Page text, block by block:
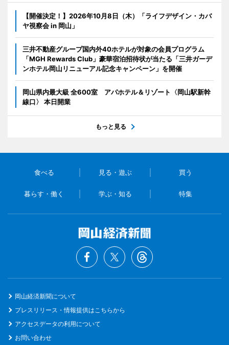
【開催決定！】2026年10月8日（木）「ライフデザイン・カバ
ヤ視察会 in 岡山」
三井不動産グループ国内外40ホテルが対象の会員プログラム
「MGH Rewards Club」豪華宿泊招待状が当たる「三井ガーデ
ンホテル岡山リニューアル記念キャンペーン」を開催
岡山県内最大級 全600室 アパホテル＆リゾート〈岡山駅新幹
線口〉 本日開業
もっと見る
食べる 見る・遊ぶ 買う
暮らす・働く 学ぶ・知る 特集
岡山経済新聞について
プレスリリース・情報提供はこちらから
アクセスデータの利用について
お問い合わせ